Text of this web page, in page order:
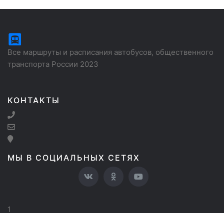
Все маршруты и расписания автобусов, общественного
транспорта России 2023
КОНТАКТЫ
МЫ В СОЦИАЛЬНЫХ СЕТЯХ
1